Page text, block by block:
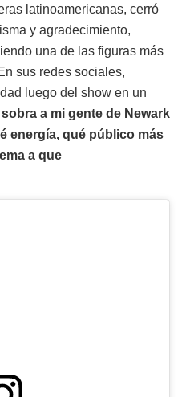
latinoamericanas, cerró
y agradecimiento,
una de las figuras más
sus redes sociales,
luego del show en un
a mi gente de Newark
energía, qué público más
a que